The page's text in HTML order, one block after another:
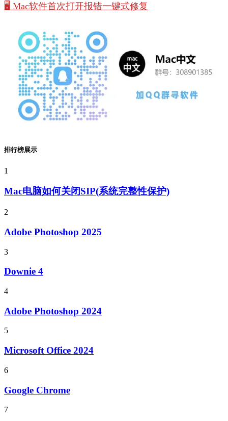
🖥️ Mac软件首次打开报错一键式修复
排行榜展示
1
Mac电脑如何关闭SIP(系统完整性保护)
2
Adobe Photoshop 2025
3
Downie 4
4
Adobe Photoshop 2024
5
Microsoft Office 2024
6
Google Chrome
7